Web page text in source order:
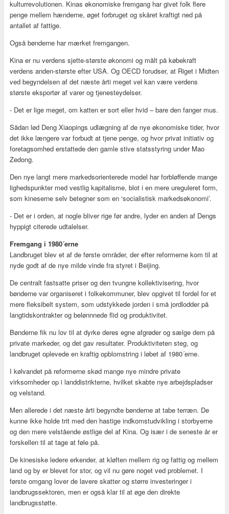
kulturrevolutionen. Kinas økonomiske fremgang har givet folk flere
penge mellem hænderne, øget forbruget og skåret kraftigt ned på
antallet af fattige.
Også bønderne har mærket fremgangen.
Kina er nu verdens sjette-største økonomi og målt på købekraft
verdens anden-største efter USA. Og OECD forudser, at Riget i Midten
ved begyndelsen af det næste årti meget vel kan være verdens
største eksportør af varer og tjenesteydelser.
- Det er lige meget, om katten er sort eller hvid – bare den fanger mus.
Sådan lød Deng Xiaopings udlægning af de nye økonomiske tider, hvor
det ikke længere var forbudt at tjene penge, og hvor privat initiativ og
foretagsomhed erstattede den gamle stive statsstyring under Mao
Zedong.
Den nye langt mere markedsorienterede model har forbløffende mange
lighedspunkter med vestlig kapitalisme, blot i en mere ureguleret form,
som kineserne selv betegner som en ‘socialistisk markedsøkonomi’.
- Det er i orden, at nogle bliver rige før andre, lyder en anden af Dengs
hyppigt citerede udtalelser.
Fremgang i 1980´erne
Landbruget blev et af de første områder, der efter reformerne kom til at
nyde godt af de nye milde vinde fra styret i Beijing.
De centralt fastsatte priser og den tvungne kollektivisering, hvor
bønderne var organiseret i folkekommuner, blev opgivet til fordel for et
mere fleksibelt system, som udstykkede jorden i små jordlodder på
langtidskontrakter og belønnnede flid og produktivitet.
Bønderne fik nu lov til at dyrke deres egne afgrøder og sælge dem på
private markeder, og det gav resultater. Produktiviteten steg, og
landbruget oplevede en kraftig opblomstring i løbet af 1980´erne.
I kølvandet på reformerne skød mange nye mindre private
virksomheder op i landdistrikterne, hvilket skabte nye arbejdspladser
og velstand.
Men allerede i det næste årti begyndte bønderne at tabe terræn. De
kunne ikke holde trit med den hastige indkomstudvikling i storbyerne
og den mere velstående østlige del af Kina. Og især i de seneste år er
forskellen til at tage at føle på.
De kinesiske ledere erkender, at kløften mellem rig og fattig og mellem
land og by er blevet for stor, og vil nu gøre noget ved problemet. I
første omgang lover de lavere skatter og større investeringer i
landbrugssektoren, men er også klar til at øge den direkte
landbrugsstøtte.